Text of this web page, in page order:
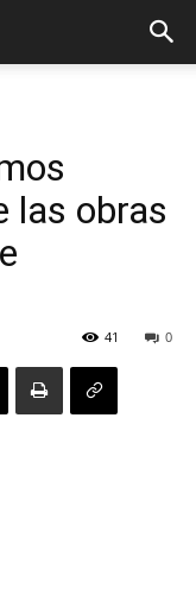
las obras
0
41